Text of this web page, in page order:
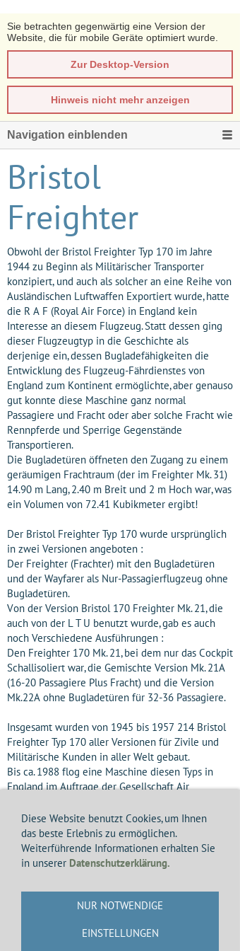
Sie betrachten gegenwärtig eine Version der
Website, die für mobile Geräte optimiert wurde.
Zur Desktop-Version
Hinweis nicht mehr anzeigen
Navigation einblenden
Bristol
Freighter
Obwohl der Bristol Freighter Typ 170 im Jahre
1944 zu Beginn als Militärischer Transporter
konzipiert, und auch als solcher an eine Reihe von
Ausländischen Luftwaffen Exportiert wurde, hatte
die R A F (Royal Air Force) in England kein
Interesse an diesem Flugzeug. Statt dessen ging
dieser Flugzeugtyp in die Geschichte als
derjenige ein, dessen Bugladefähigkeiten die
Entwicklung des Flugzeug-Fährdienstes von
England zum Kontinent ermöglichte, aber genauso
gut konnte diese Maschine ganz normal
Passagiere und Fracht oder aber solche Fracht wie
Rennpferde und Sperrige Gegenstände
Transportieren.
Die Bugladetüren öffneten den Zugang zu einem
geräumigen Frachtraum (der im Freighter Mk. 31)
14.90 m Lang, 2.40 m Breit und 2 m Hoch war, was
ein Volumen von 72.41 Kubikmeter ergibt!
Der Bristol Freighter Typ 170 wurde ursprünglich
in zwei Versionen angeboten :
Der Freighter (Frachter) mit den Bugladetüren
und der Wayfarer als Nur-Passagierflugzeug ohne
Bugladetüren.
Von der Version Bristol 170 Freighter Mk. 21, die
auch von der L T U benutzt wurde, gab es auch
noch Verschiedene Ausführungen :
Den Freighter 170 Mk. 21, bei dem nur das Cockpit
Schallisoliert war, die Gemischte Version Mk. 21A
(16-20 Passagiere Plus Fracht) und die Version
Mk.22A ohne Bugladetüren für 32-36 Passagiere.
Insgesamt wurden von 1945 bis 1957 214 Bristol
Freighter Typ 170 aller Versionen für Zivile und
Militärische Kunden in aller Welt gebaut.
Bis ca. 1988 flog eine Maschine diesen Typs in
England im Auftrage der Gesellschaft Air
auch des Öfteren in Düsseldorf zu Sehen.
Technische Daten :
Hochdecker mit Zwei
Diese Website benutzt Cookies, um Ihnen
das beste Erlebnis zu ermöglichen.
Weiterführende Informationen erhalten Sie
in unserer Datenschutzerklärung.
NUR NOTWENDIGE
EINSTELLUNGEN